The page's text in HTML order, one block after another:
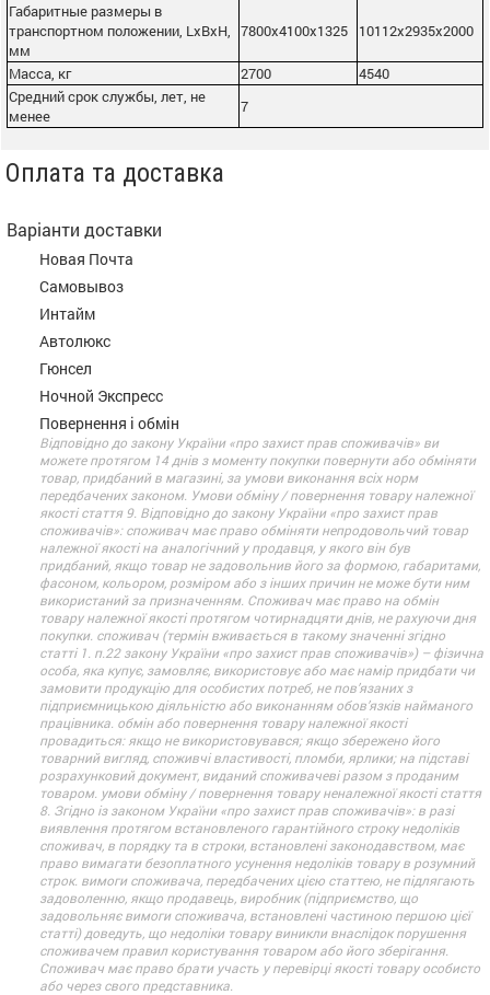
Габаритные размеры в
транспортном положении, LxBxH,
мм
7800x4100x1325 10112x2935x2000
Масса, кг 2700
4540
Средний срок службы, лет, не
менeе
7
Оплата та доставка
Варіанти доставки
Новая Почта
Самовывоз
Интайм
Автолюкс
Гюнсел
Ночной Экспресс
Повернення і обмін
Відповідно до закону України «про захист прав споживачів» ви
можете протягом 14 днів з моменту покупки повернути або обміняти
товар, придбаний в магазині, за умови виконання всіх норм
передбачених законом. Умови обміну / повернення товару належної
якості стаття 9. Відповідно до закону України «про захист прав
споживачів»: споживач має право обміняти непродовольчий товар
належної якості на аналогічний у продавця, у якого він був
придбаний, якщо товар не задовольнив його за формою, габаритами,
фасоном, кольором, розміром або з інших причин не може бути ним
використаний за призначенням. Споживач має право на обмін
товару належної якості протягом чотирнадцяти днів, не рахуючи дня
покупки. споживач (термін вживається в такому значенні згідно
статті 1. п.22 закону України «про захист прав споживачів») – фізична
особа, яка купує, замовляє, використовує або має намір придбати чи
замовити продукцію для особистих потреб, не пов’язаних з
підприємницькою діяльністю або виконанням обов’язків найманого
працівника. обмін або повернення товару належної якості
провадиться: якщо не використовувався; якщо збережено його
товарний вигляд, споживчі властивості, пломби, ярлики; на підставі
розрахунковий документ, виданий споживачеві разом з проданим
товаром. умови обміну / повернення товару неналежної якості стаття
8. Згідно із законом України «про захист прав споживачів»: в разі
виявлення протягом встановленого гарантійного строку недоліків
споживач, в порядку та в строки, встановлені законодавством, має
право вимагати безоплатного усунення недоліків товару в розумний
строк. вимоги споживача, передбачених цією статтею, не підлягають
задоволенню, якщо продавець, виробник (підприємство, що
задовольняє вимоги споживача, встановлені частиною першою цієї
статті) доведуть, що недоліки товару виникли внаслідок порушення
споживачем правил користування товаром або його зберігання.
Споживач має право брати участь у перевірці якості товару особисто
або через свого представника.